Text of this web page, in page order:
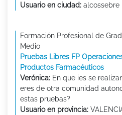
Usuario en ciudad: alcossebre
Formación Profesional de
Medio
Pruebas Libres FP
Productos Farmacéuticos
Verónica: En que ies se
eres de otra comunidad
estas pruebas?
Usuario en provincia: